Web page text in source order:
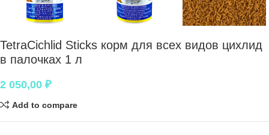
TetraCichlid Sticks корм для всех видов цихлид
в палочках 1 л
2 050,00 ₽
Add to compare